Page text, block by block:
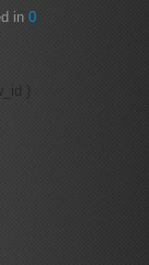
in 0
}